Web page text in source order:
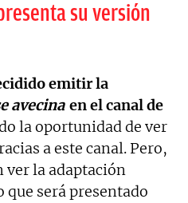
su versión
emitir la
avecina en el canal de
la oportunidad de ver
a este canal. Pero,
ver la adaptación
que será presentado